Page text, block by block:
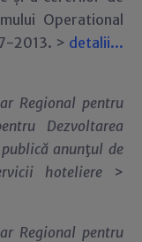
Operational
2013. > detalii...
Regional pentru
Dezvoltarea
anunţul de
hoteliere >
Regional pentru